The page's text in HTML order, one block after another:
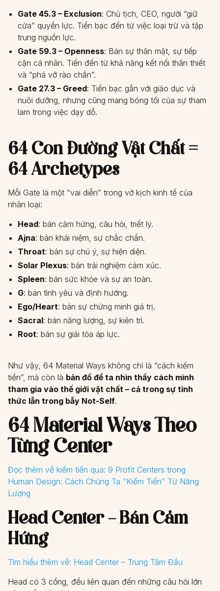
Gate 45.3 – Exclusion: Chủ tịch, CEO, người “giữ
cửa” quyền lực. Tiền bạc đến từ việc loại trừ và tập
trung nguồn lực.
Gate 59.3 – Openness: Bán sự thân mật, sự tiếp
cận cá nhân. Tiền đến từ khả năng kết nối thân thiết
và “phá vỡ rào chắn”.
Gate 27.3 – Greed: Tiền bạc gắn với giáo dục và
nuôi dưỡng, nhưng cũng mang bóng tối của sự tham
lam trong việc dạy dỗ.
64 Con Đường Vật Chất =
64 Archetypes
Mỗi Gate là một “vai diễn” trong vở kịch kinh tế của
nhân loại:
Head: bán cảm hứng, câu hỏi, triết lý.
Ajna: bán khái niệm, sự chắc chắn.
Throat: bán sự chú ý, sự hiện diện.
Solar Plexus: bán trải nghiệm cảm xúc.
Spleen: bán sức khỏe và sự an toàn.
G: bán tình yêu và định hướng.
Ego/Heart: bán sự chứng minh giá trị.
Sacral: bán năng lượng, sự kiên trì.
Root: bán sự giải tỏa áp lực.
Như vậy, 64 Material Ways không chỉ là “cách kiếm
tiền”, mà còn là bản đồ để ta nhìn thấy cách mình
tham gia vào thế giới vật chất – cả trong sự tỉnh
thức lẫn trong bẫy Not-Self.
64 Material Ways Theo
Từng Center
Đọc thêm về kiếm tiền qua: 9 Profit Centers trong
Human Design: Cách Chúng Ta “Kiếm Tiền” Từ Năng
Lượng
Head Center – Bán Cảm
Hứng
Tìm hiểu thêm về: Head Center – Trung Tâm Đầu
Head có 3 cổng, đều liên quan đến những câu hỏi lớn